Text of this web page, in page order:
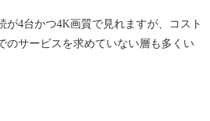
が4台かつ4K画質で見れますが、コスト
のサービスを求めていない層も多くい